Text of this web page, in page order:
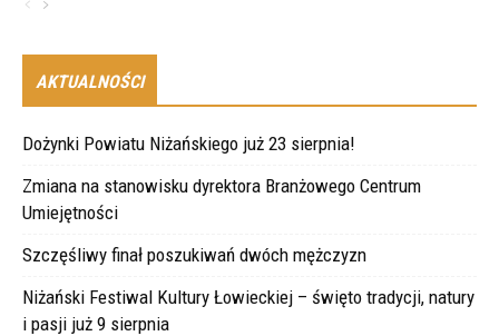
AKTUALNOŚCI
Dożynki Powiatu Niżańskiego już 23 sierpnia!
Zmiana na stanowisku dyrektora Branżowego Centrum
Umiejętności
Szczęśliwy finał poszukiwań dwóch mężczyzn
Niżański Festiwal Kultury Łowieckiej – święto tradycji, natury
i pasji już 9 sierpnia